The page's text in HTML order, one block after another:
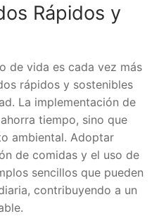
Rápidos y
de vida es cada vez más
rápidos y sostenibles
La implementación de
tiempo, sino que
ambiental. Adoptar
de comidas y el uso de
sencillos que pueden
contribuyendo a un